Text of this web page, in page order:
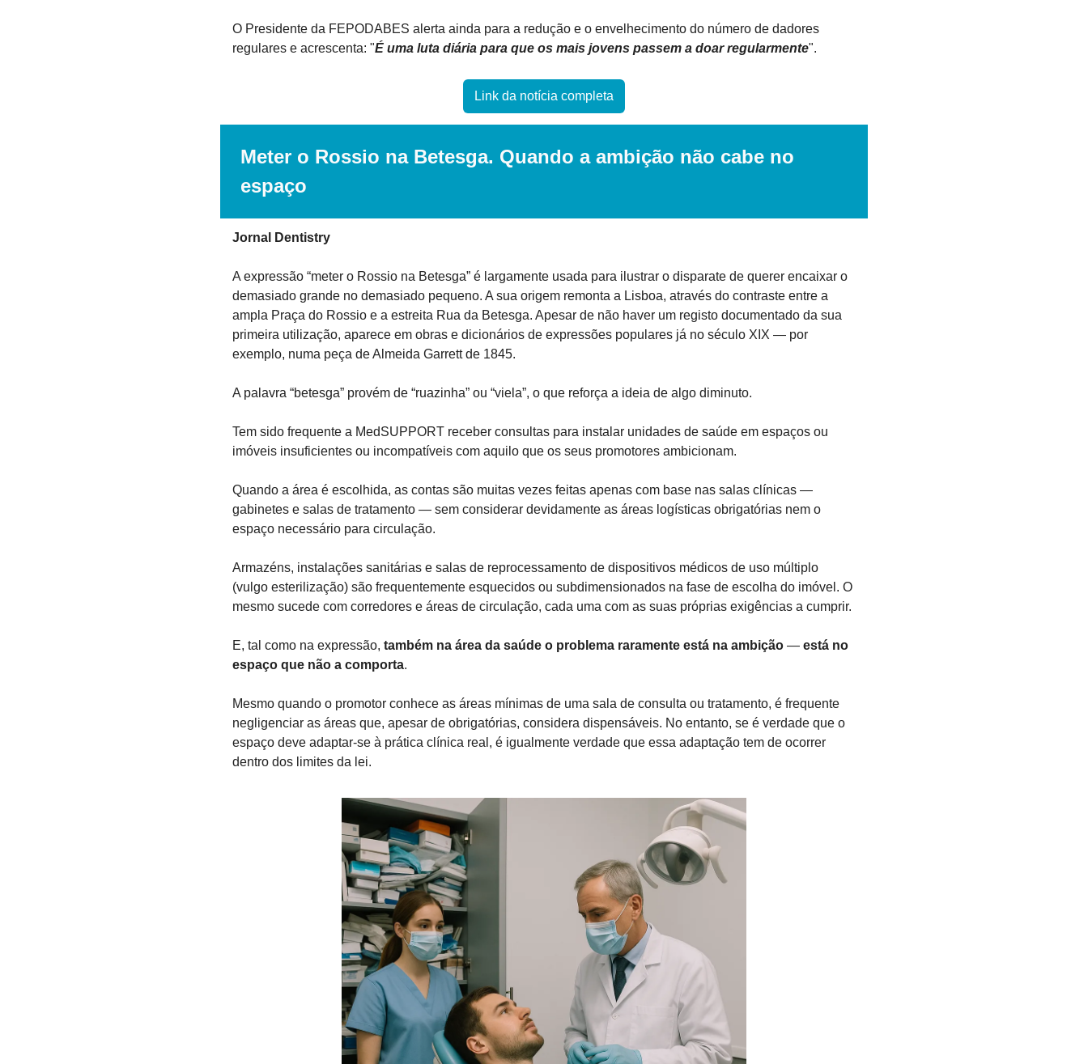
O Presidente da FEPODABES alerta ainda para a redução e o envelhecimento do número de dadores
regulares e acrescenta: "É uma luta diária para que os mais jovens passem a doar regularmente".
Link da notícia completa
Meter o Rossio na Betesga. Quando a ambição não cabe no
espaço
Jornal Dentistry
A expressão “meter o Rossio na Betesga” é largamente usada para ilustrar o disparate de querer encaixar o
demasiado grande no demasiado pequeno. A sua origem remonta a Lisboa, através do contraste entre a
ampla Praça do Rossio e a estreita Rua da Betesga. Apesar de não haver um registo documentado da sua
primeira utilização, aparece em obras e dicionários de expressões populares já no século XIX — por
exemplo, numa peça de Almeida Garrett de 1845.
A palavra “betesga” provém de “ruazinha” ou “viela”, o que reforça a ideia de algo diminuto.
Tem sido frequente a MedSUPPORT receber consultas para instalar unidades de saúde em espaços ou
imóveis insuficientes ou incompatíveis com aquilo que os seus promotores ambicionam.
Quando a área é escolhida, as contas são muitas vezes feitas apenas com base nas salas clínicas —
gabinetes e salas de tratamento — sem considerar devidamente as áreas logísticas obrigatórias nem o
espaço necessário para circulação.
Armazéns, instalações sanitárias e salas de reprocessamento de dispositivos médicos de uso múltiplo
(vulgo esterilização) são frequentemente esquecidos ou subdimensionados na fase de escolha do imóvel. O
mesmo sucede com corredores e áreas de circulação, cada uma com as suas próprias exigências a cumprir.
E, tal como na expressão, também na área da saúde o problema raramente está na ambição — está no
espaço que não a comporta.
Mesmo quando o promotor conhece as áreas mínimas de uma sala de consulta ou tratamento, é frequente
negligenciar as áreas que, apesar de obrigatórias, considera dispensáveis. No entanto, se é verdade que o
espaço deve adaptar-se à prática clínica real, é igualmente verdade que essa adaptação tem de ocorrer
dentro dos limites da lei.